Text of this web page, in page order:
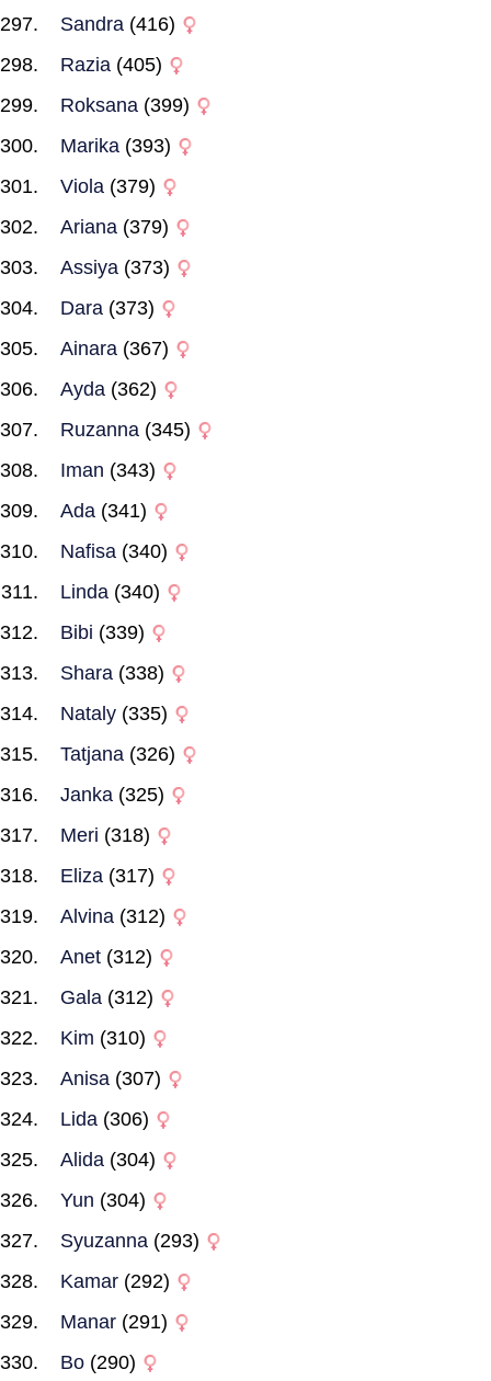
Sandra (416)
Razia (405)
Roksana (399)
Marika (393)
Viola (379)
Ariana (379)
Assiya (373)
Dara (373)
Ainara (367)
Ayda (362)
Ruzanna (345)
Iman (343)
Ada (341)
Nafisa (340)
Linda (340)
Bibi (339)
Shara (338)
Nataly (335)
Tatjana (326)
Janka (325)
Meri (318)
Eliza (317)
Alvina (312)
Anet (312)
Gala (312)
Kim (310)
Anisa (307)
Lida (306)
Alida (304)
Yun (304)
Syuzanna (293)
Kamar (292)
Manar (291)
Bo (290)